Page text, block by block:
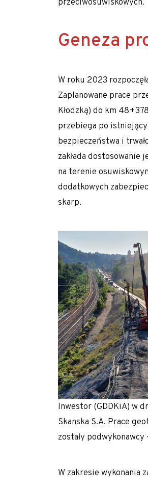
Pale
Zabezpieczenia wykopów
Kotwy gruntowe
Mury oporowe –
Palisady –
Ścianki szczelne
Ściany berlińskie
Zabezpieczenie skarp i
Gwoździe gruntowe
Ściągi gruntowe
Siatki stalowe –
Torkret – beton
Przesłony
Iniekcja uszczelniająca
Jet grouting –
Przesłony DSM
Wypełnianie pustek
Prace tunelowe
Pale i mikropale
Torkret – beton natryskowy
przeciwosuwiskowych.
Geneza
W roku 2023
Zaplanowane prace
Kłodzką) do km
przebiega po
bezpieczeństwa i
zakłada dostosowanie
na terenie
dodatkowych
skarp.
Inwestor (GDDKiA) w
Skanska S.A. Prace
zostały
W zakresie wykonania